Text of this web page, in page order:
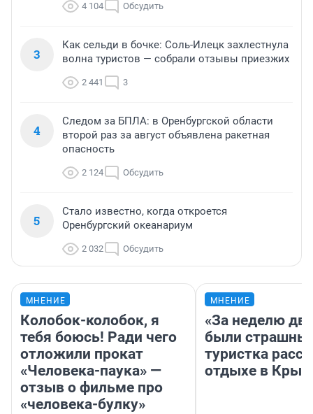
4 104 Обсудить
3
Как сельди в бочке: Соль-Илецк захлестнула
волна туристов — собрали отзывы приезжих
2 441 3
4
Следом за БПЛА: в Оренбургской области
второй раз за август объявлена ракетная
опасность
2 124 Обсудить
5
Стало известно, когда откроется
Оренбургский океанариум
2 032 Обсудить
МНЕНИЕ
Колобок-колобок, я
тебя боюсь! Ради чего
отложили прокат
«Человека-паука» —
отзыв о фильме про
«человека-булку»
МНЕНИЕ
«За неделю
были
туристка
отдыхе в